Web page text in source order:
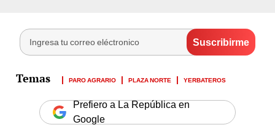
PARO AGRARIO PLAZA NORTE YERBATEROS
Prefiero a La República en
Google